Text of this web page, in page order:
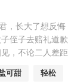
，长大了想反
侄子去赔礼道
，不论二人差
可甜 轻松